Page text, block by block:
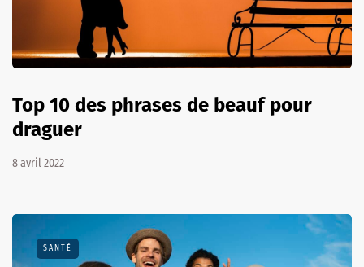
Top 10 des phrases de beauf pour
draguer
8 avril 2022
SANTÉ